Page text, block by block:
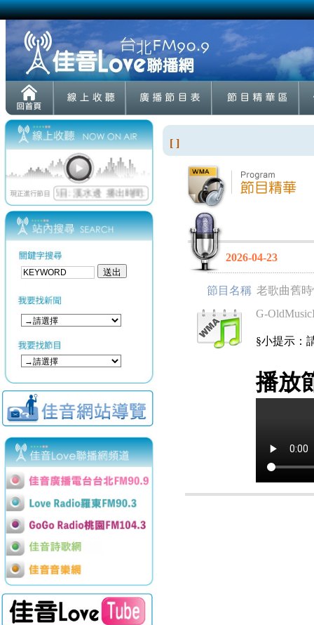
[ ]
2026-04-23
節目名稱 老歌曲舊
G-
§小提示：
播放